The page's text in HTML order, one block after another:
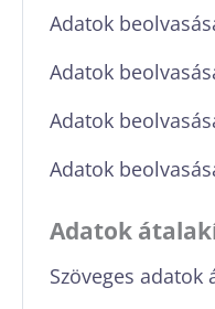
Adatok
Adatok
Adatok
Adatok
Adatok
Szöveges adatok